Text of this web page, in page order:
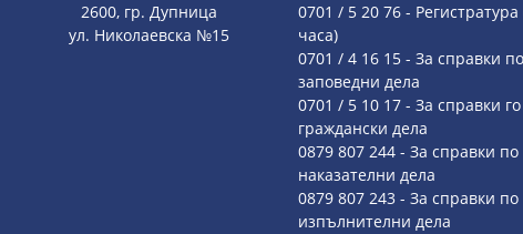
2600, гр. Дупница
ул. Николаевска №15
0701 / 5 20 76 -
часа)
0701 / 4 16 15 - За справки по
заповедни дела
0701 / 5 10 17 - За справки го
граждански дела
0879 807 244 - За справки по
наказателни дела
0879 807 243 - За справки по
изпълнителни дела